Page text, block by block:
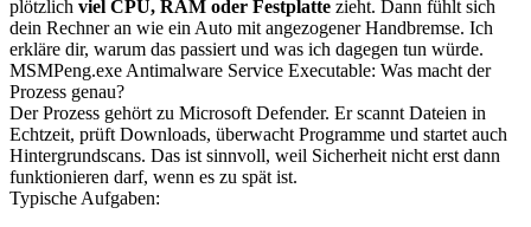
plötzlich viel CPU, RAM oder Festplatte zieht. Dann fühlt sich
dein Rechner an wie ein Auto mit angezogener Handbremse. Ich
erkläre dir, warum das passiert und was ich dagegen tun würde.
MSMPeng.exe Antimalware Service Executable: Was macht der
Prozess genau?
Der Prozess gehört zu Microsoft Defender. Er scannt Dateien in
Echtzeit, prüft Downloads, überwacht Programme und startet auch
Hintergrundscans. Das ist sinnvoll, weil Sicherheit nicht erst dann
funktionieren darf, wenn es zu spät ist.
Typische Aufgaben: